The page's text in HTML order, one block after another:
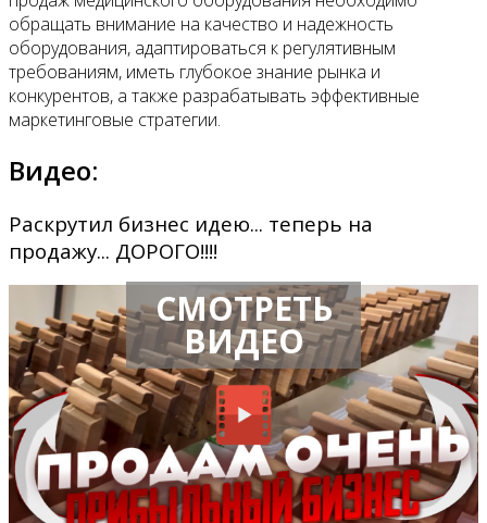
обращать внимание на качество и надежность
оборудования, адаптироваться к регулятивным
требованиям, иметь глубокое знание рынка и
конкурентов, а также разрабатывать эффективные
маркетинговые стратегии.
Видео:
Раскрутил бизнес идею... теперь на
продажу... ДОРОГО!!!!
СМОТРЕТЬ
ВИДЕО